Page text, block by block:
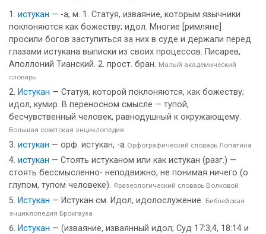
истукан — -а, м. 1. Статуя, изваяние, которым язычники
поклоняются как божеству; идол. Многие [римляне]
просили богов заступиться за них в суде и держали перед
глазами истукана выписки из своих процессов. Писарев,
Аполлоний Тианский. 2. прост. бран. Малый академический
словарь
Истукан — Статуя, которой поклоняются, как божеству;
идол, кумир. В переносном смысле — тупой,
бесчувственный человек, равнодушный к окружающему.
Большая советская энциклопедия
истукан — орф. истукан, -а Орфографический словарь Лопатина
истукан — Стоять истуканом или как истукан (разг.) —
стоять бессмысленно- неподвижно, не понимая ничего (о
глупом, тупом человеке). Фразеологический словарь Волковой
Истукан — Истукан см. Идол, идолослужение. Библейская
энциклопедия Брокгауза
Истукан — (изваяние, изваянный идол; Суд 17:3,4, 18:14 и